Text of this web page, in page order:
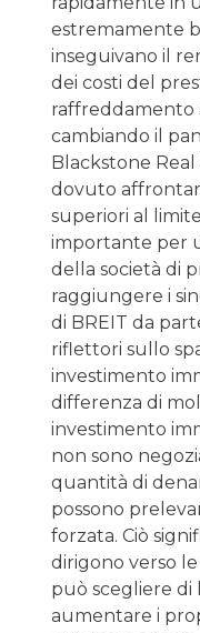
estremamente
inseguivano il
dei costi del
raffreddamento
cambiando il
Blackstone
dovuto
superiori al
importante per
della società di
raggiungere i
di BREIT da
riflettori sullo
investimento
differenza di
investimento
non sono
quantità di
possono
forzata. Ciò
dirigono verso
può scegliere di
aumentare i